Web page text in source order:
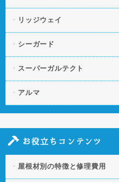
リッジウェイ
シーガード
スーパーガルテクト
アルマ
お役立ちコンテンツ
屋根材別の特徴と修理費用